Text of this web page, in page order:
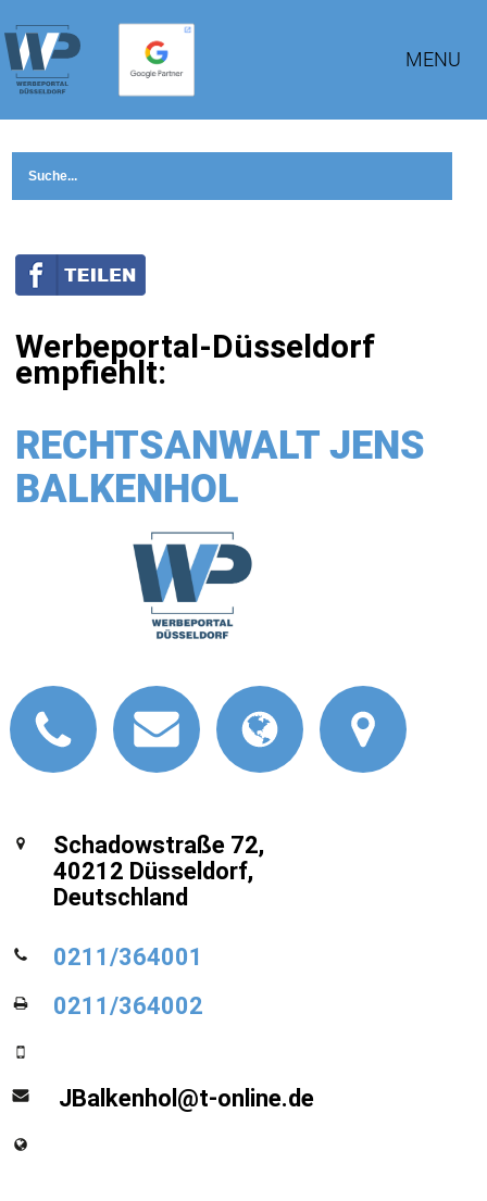
MENU
Werbeportal-Düsseldorf
empfiehlt:
RECHTSANWALT JENS
BALKENHOL
Schadowstraße 72,
40212 Düsseldorf,
Deutschland
0211/364001
0211/364002
JBalkenhol@t-online.de